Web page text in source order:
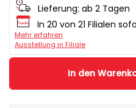
Lieferung: ab 2 Tagen
In 20 von 21 Filialen
Mehr erfahren
Ausstellung in Filiale
In den